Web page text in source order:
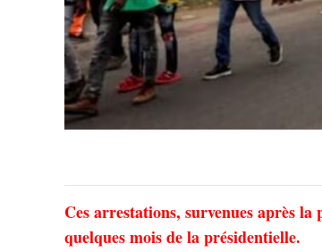
Ces arrestations, survenues après
quelques mois de la présidentielle.